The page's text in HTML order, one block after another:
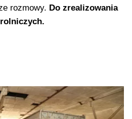
rozmowy. Do zrealizowania